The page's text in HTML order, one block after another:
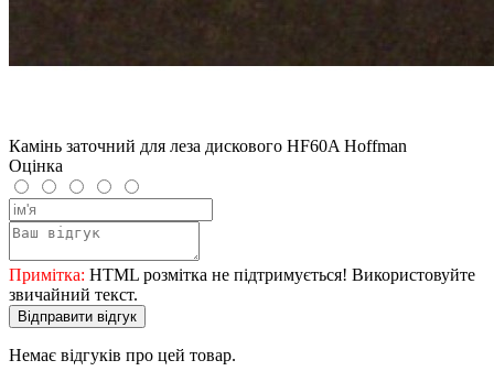
Камінь заточний для леза дискового HF60A Hoffman
Оцінка
Примітка: HTML розмітка не підтримується! Використовуйте
звичайний текст.
Відправити відгук
Немає відгуків про цей товар.